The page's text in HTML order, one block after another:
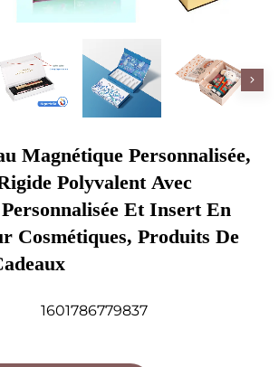
Magnétique Personnalisée,
Polyvalent Avec
Et Insert En
Cosmétiques, Produits De
1601786779837